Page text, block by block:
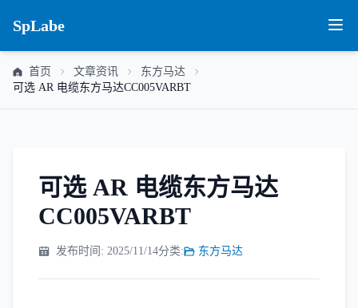
SpLabe
首页 文章资讯
东方马达
可选 AR 电缆东方马达CC005VARBT
可选 AR 电缆东方马达
CC005VARBT
发布时间: 2025/11/14分类: 东方马达